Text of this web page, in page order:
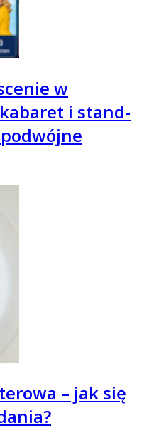
w
i stand-
– jak się